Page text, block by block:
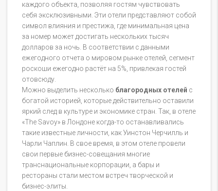
каждого объекта, позволяя гостям чувствовать
себя эксклюзивными. Эти отели представляют собой
символ влияния и престижа, где минимальная цена
за номер может достигать нескольких тысяч
долларов за ночь. В соответствии с данными
ежегодного отчета о мировом рынке отелей, сегмент
роскоши ежегодно растёт на 5%, привлекая гостей
отовсюду.
Можно выделить несколько благородных отелей с
богатой историей, которые действительно оставили
яркий след в культуре и экономике стран. Так, в отеле
«The Savoy» в Лондоне когда-то останавливались
такие известные личности, как Уинстон Черчилль и
Чарли Чаплин. В свое время, в этом отеле провели
свои первые бизнес-совещания многие
транснациональные корпорации, а бары и
рестораны стали местом встреч творческой и
бизнес-элиты.